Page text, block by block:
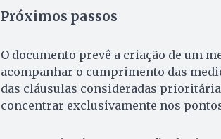
Próximos passos
O documento prevê a criação de um
acompanhar o cumprimento das
das cláusulas consideradas
concentrar exclusivamente nos